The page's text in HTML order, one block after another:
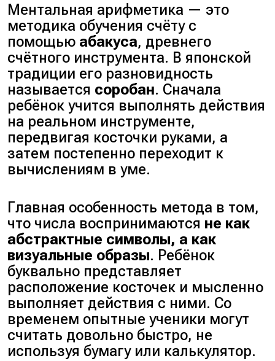
Ментальная арифметика — это
методика обучения счёту с
помощью абакуса, древнего
счётного инструмента. В японской
традиции его разновидность
называется соробан. Сначала
ребёнок учится выполнять действия
на реальном инструменте,
передвигая косточки руками, а
затем постепенно переходит к
вычислениям в уме.
Главная особенность метода в том,
что числа воспринимаются не как
абстрактные символы, а как
визуальные образы. Ребёнок
буквально представляет
расположение косточек и мысленно
выполняет действия с ними. Со
временем опытные ученики могут
считать довольно быстро, не
используя бумагу или калькулятор.